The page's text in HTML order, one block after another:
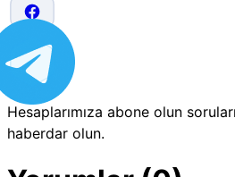
Hesaplarımıza abone olun
haberdar olun.